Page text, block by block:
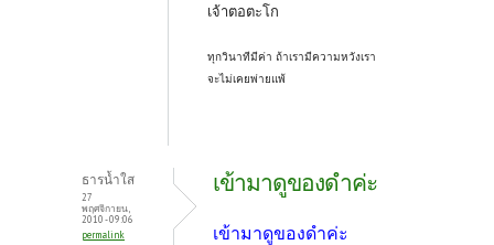
เจ้าตอตะโก
ทุกวินาทีมีค่า ถ้าเรามีความหวังเรา
จะไม่เคยพ่ายแพ้
ธารน้ำใส
27
พฤศจิกายน,
2010 - 09:06
permalink
เข้ามาดูของดำค่ะ
เข้ามาดูของดำค่ะ